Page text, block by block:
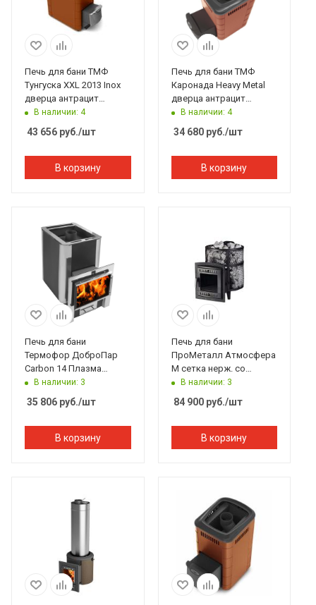
Печь для бани ТМФ
Тунгуска XXL 2013 Inox
дверца антрацит
терракота
В наличии: 4
43 656 руб./шт
В корзину
Печь для бани ТМФ
Каронада Heavy Metal
дверца антрацит
терракота
В наличии: 4
34 680руб./шт
В корзину
Печь для бани
Термофор ДоброПар
Carbon 14 Плазма
закр.каменка антрацит
В наличии: 3
35 806 руб./шт
В корзину
Печь для бани
ПроМеталл Атмосфера
M сетка нерж. со
стеклом
В наличии: 3
84 900руб./шт
В корзину